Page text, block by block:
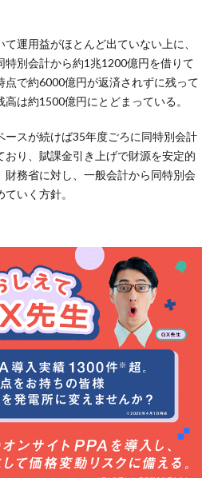
運用益がほとんど出ていない上に、
特別会計から約1兆1200億円を借りて
で約6000億円が返済されずに残って
は約1500億円にとどまっている。
ースが続けば35年度ごろに同特別会計
り、賦課金引き上げで財源を安定的
財務省に対し、一般会計から同特別会
いく方針。